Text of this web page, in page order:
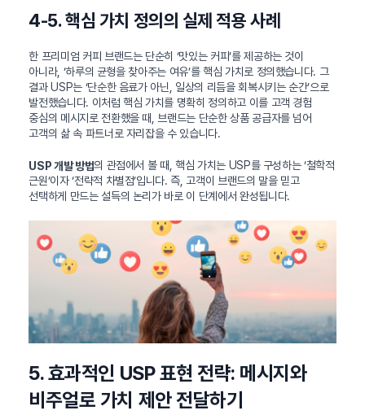
4-5. 핵심 가치 정의의 실제 적용 사례
한 프리미엄 커피 브랜드는 단순히 ‘맛있는 커피’를 제공하는 것이
아니라, ‘하루의 균형을 찾아주는 여유’를 핵심 가치로 정의했습니다. 그
결과 USP는 ‘단순한 음료가 아닌, 일상의 리듬을 회복시키는 순간’으로
발전했습니다. 이처럼 핵심 가치를 명확히 정의하고 이를 고객 경험
중심의 메시지로 전환했을 때, 브랜드는 단순한 상품 공급자를 넘어
고객의 삶 속 파트너로 자리잡을 수 있습니다.
USP 개발 방법의 관점에서 볼 때, 핵심 가치는 USP를 구성하는 ‘철학적
근원’이자 ‘전략적 차별점’입니다. 즉, 고객이 브랜드의 말을 믿고
선택하게 만드는 설득의 논리가 바로 이 단계에서 완성됩니다.
5. 효과적인 USP 표현 전략: 메시지와
비주얼로 가치 제안 전달하기